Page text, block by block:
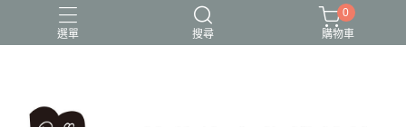
選單 搜尋
0
購物車